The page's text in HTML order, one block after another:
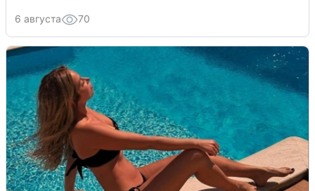
6 августа 70